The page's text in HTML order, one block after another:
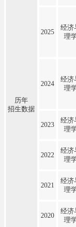
历年
招生数据
2025
经济
理
2024
经济
理
2023
经济
理
2022
经济
理
2021
经济
理
2020
经济
理